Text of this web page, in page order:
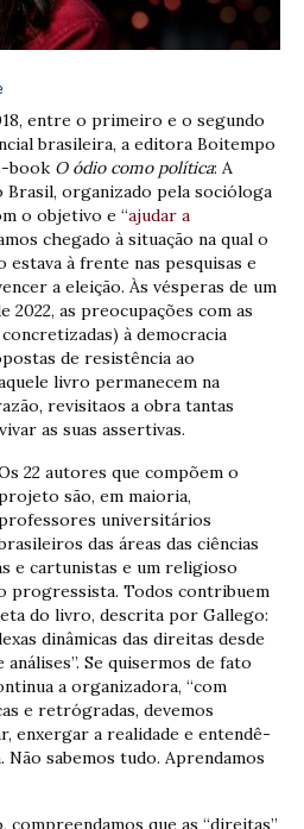
entre o primeiro e o segundo
brasileira, a editora Boitempo
book O ódio como política: A
Brasil, organizado pela socióloga
o objetivo e “ajudar a
chegado à situação na qual o
à frente nas pesquisas e
a eleição. Às vésperas de um
2022, as preocupações com as
concretizadas) à democracia
de resistência ao
livro permanecem na
revisitaos a obra tantas
as suas assertivas.
22 autores que compõem o
são, em maioria,
universitários
das áreas das ciências
e cartunistas e um religioso
progressista. Todos contribuem
do livro, descrita por Gallego:
dinâmicas das direitas desde
Se quisermos de fato
a organizadora, “com
e retrógradas, devemos
enxergar a realidade e entendê-
sabemos tudo. Aprendamos
compreendamos que as “direitas”